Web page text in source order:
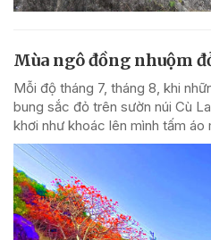
Mùa ngô đồng nhuộm
Mỗi độ tháng 7, tháng 8, khi
bung sắc đỏ trên sườn núi Cù
khơi như khoác lên mình tấm áo